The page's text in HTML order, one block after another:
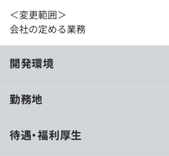
＜変更範囲＞
会社の定める業務
開発環境
◆人工衛星やAIなど最先端のシステム
勤務地
待遇・福利厚生